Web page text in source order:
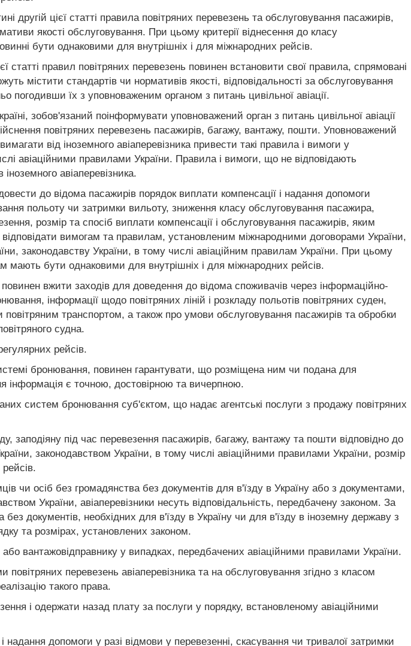
другій цієї статті правила повітряних перевезень та обслуговування пасажирів,
якості обслуговування. При цьому критерії віднесення до класу
бути однаковими для внутрішніх і для міжнародних рейсів.
статті правил повітряних перевезень повинен встановити свої правила, спрямовані
містити стандартів чи нормативів якості, відповідальності за обслуговування
погодивши їх з уповноваженим органом з питань цивільної авіації.
зобов'язаний поінформувати уповноважений орган з питань цивільної авіації
повітряних перевезень пасажирів, багажу, вантажу, пошти. Уповноважений
від іноземного авіаперевізника привести такі правила і вимоги у
авіаційними правилами України. Правила і вимоги, що не відповідають
авіаперевізника.
до відома пасажирів порядок виплати компенсації і надання допомоги
польоту чи затримки вильоту, зниження класу обслуговування пасажира,
розмір та спосіб виплати компенсації і обслуговування пасажирів, яким
вимогам та правилам, установленим міжнародними договорами України,
законодавству України, в тому числі авіаційним правилам України. При цьому
мають бути однаковими для внутрішніх і для міжнародних рейсів.
повинен вжити заходів для доведення до відома споживачів через інформаційно-
інформації щодо повітряних ліній і розкладу польотів повітряних суден,
транспортом, а також про умови обслуговування пасажирів та обробки
судна.
рейсів.
бронювання, повинен гарантувати, що розміщена ним чи подана для
інформація є точною, достовірною та вичерпною.
систем бронювання суб'єктом, що надає агентські послуги з продажу повітряних
заподіяну під час перевезення пасажирів, багажу, вантажу та пошти відповідно до
законодавством України, в тому числі авіаційними правилами України, розмір
чи осіб без громадянства без документів для в'їзду в Україну або з документами,
України, авіаперевізники несуть відповідальність, передбачену законом. За
документів, необхідних для в'їзду в Україну чи для в'їзду в іноземну державу з
та розмірах, установлених законом.
вантажовідправнику у випадках, передбачених авіаційними правилами України.
перевезень авіаперевізника та на обслуговування згідно з класом
такого права.
і одержати назад плату за послуги у порядку, встановленому авіаційними
допомоги у разі відмови у перевезенні, скасування чи тривалої затримки